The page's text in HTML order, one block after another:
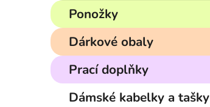
Ponožky
Dárkové obaly
Prací doplňky
Dámské kabelky a tašky